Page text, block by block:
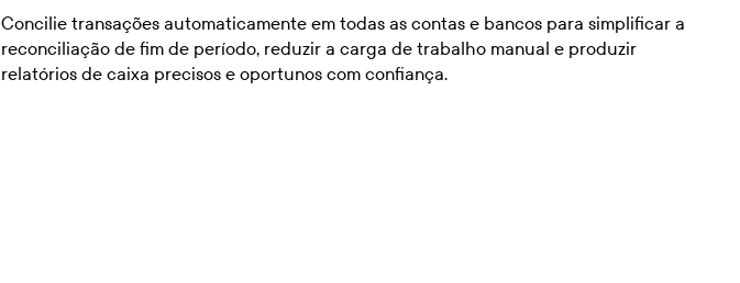
Concilie transações automaticamente em todas as contas e bancos para simplificar a
reconciliação de fim de período, reduzir a carga de trabalho manual e produzir
relatórios de caixa precisos e oportunos com confiança.